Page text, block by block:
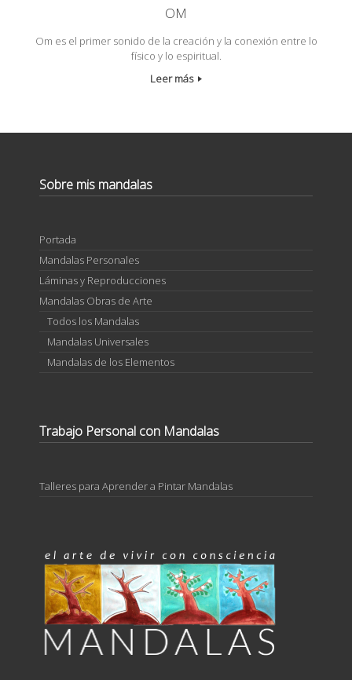
OM
Om es el primer sonido de la creación y la conexión entre lo
físico y lo espiritual.
Leer más
Sobre mis mandalas
Portada
Mandalas Personales
Láminas y Reproducciones
Mandalas Obras de Arte
Todos los Mandalas
Mandalas Universales
Mandalas de los Elementos
Trabajo Personal con Mandalas
Talleres para Aprender a Pintar Mandalas